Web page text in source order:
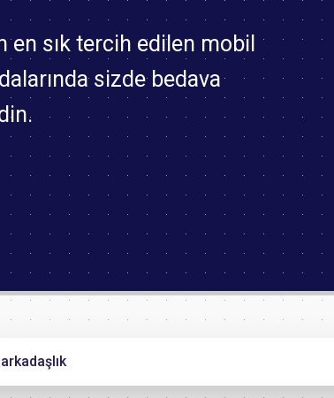
en sık tercih edilen mobil
sizde bedava